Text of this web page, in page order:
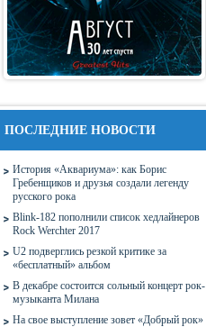
ПОСЛЕДНИЕ НОВОСТИ
История «Аквариума»: как Борис
Гребенщиков и друзья создали легенду
русского рока
Blink-182 пополнили список хедлайнеров
Rock Werchter 2017
U2 подверглись резкой критике за
«бесплатный» альбом
В декабре состоится сольный концерт рок-
музыканта Милана
На свое выступление зовет «Добрый рок»